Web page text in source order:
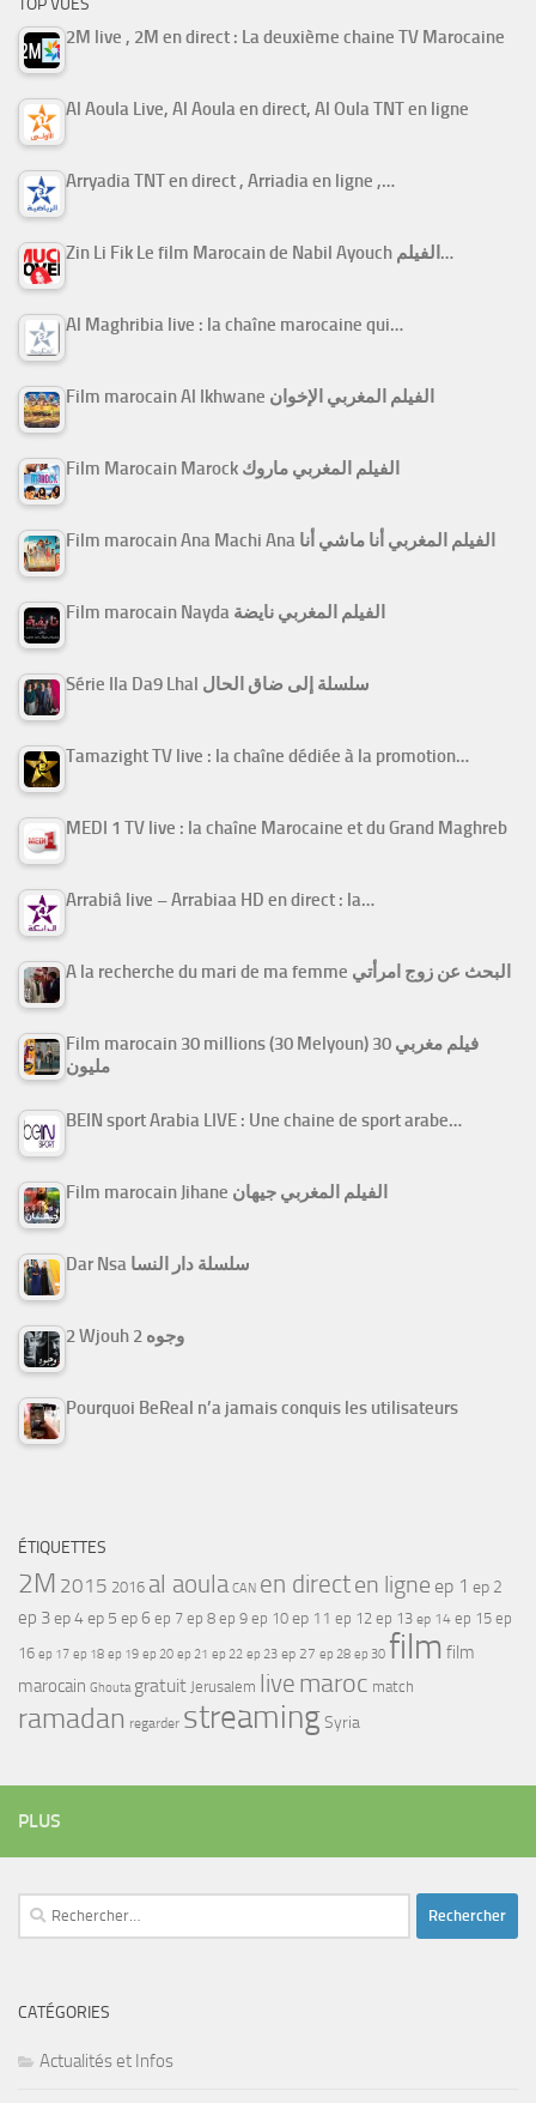
2M live , 2M en direct : La deuxième chaine TV Marocaine
Al Aoula Live, Al Aoula en direct, Al Oula TNT en ligne
Arryadia TNT en direct , Arriadia en ligne ,…
Zin Li Fik Le film Marocain de Nabil Ayouch الفيلم…
Al Maghribia live : la chaîne marocaine qui…
Film marocain Al Ikhwane الفيلم المغربي الإخوان
Film Marocain Marock الفيلم المغربي ماروك
Film marocain Ana Machi Ana الفيلم المغربي أنا ماشي أنا
Film marocain Nayda الفيلم المغربي نايضة
Série Ila Da9 Lhal سلسلة إلى ضاق الحال
Tamazight TV live : la chaîne dédiée à la promotion…
MEDI 1 TV live : la chaîne Marocaine et du Grand Maghreb
Arrabiâ live – Arrabiaa HD en direct : la…
A la recherche du mari de ma femme البحث عن زوج امرأتي
Film marocain 30 millions (30 Melyoun) فيلم مغربي 30
مليون
BEIN sport Arabia LIVE : Une chaine de sport arabe…
Film marocain Jihane الفيلم المغربي جيهان
Dar Nsa سلسلة دار النسا
2 Wjouh 2 وجوه
Pourquoi BeReal n’a jamais conquis les utilisateurs
ÉTIQUETTES
2M 2015 2016 al aoula CAN en directen ligne ep 1 ep 2
ep 3ep 4ep 5 ep 6 ep 7 ep 8 ep 9 ep 10 ep 11 ep 12 ep 13 ep 14 ep 15 ep
16 ep 17 ep 18 ep 19 ep 20 ep 21 ep 22 ep 23 ep 27 ep 28 ep 30 film film
marocain Ghouta gratuit Jerusalem live maroc match
ramadan regarder streamingSyria
PLUS
Rechercher :
CATÉGORIES
Actualités et Infos